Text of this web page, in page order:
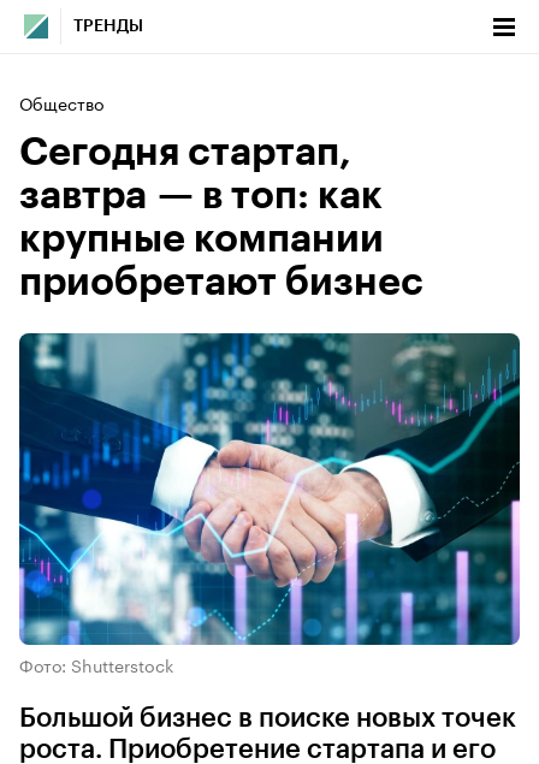
ТРЕНДЫ
Общество
Сегодня стартап,
завтра — в топ: как
крупные компании
приобретают бизнес
Фото: Shutterstock
Большой бизнес в поиске новых точек
роста. Приобретение стартапа и его